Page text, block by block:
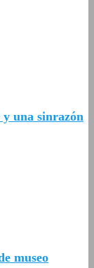
y una sinrazón
museo